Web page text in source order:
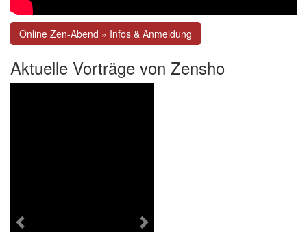
Online Zen-Abend » Infos & Anmeldung
Aktuelle Vorträge von Zensho